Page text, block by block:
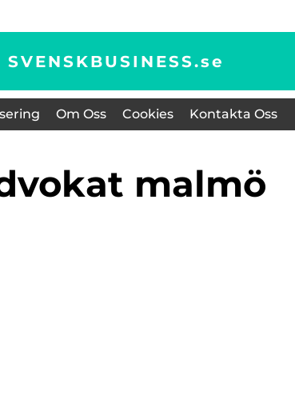
SVENSKBUSINESS.se
Om Oss Cookies Kontakta Oss
malmö